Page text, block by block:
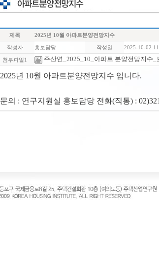
제목 2025년 10월 아파트분양전망지수
작성자 홍보담당 작성일 2025-10-02
첨부파일1 주산연_2025_10_아파트 분양전망지수
2025년 10월 아파트분양전망지수 입니다.
문의 : 연구지원실 홍보담당 전화(직통) :